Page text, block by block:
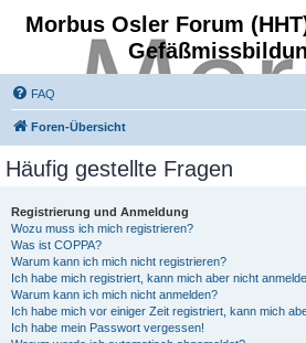
Morbus Osler Forum
FAQ
Foren-Übersicht
Häufig gestellte Fragen
Registrierung und Anmeldung
Wozu muss ich mich registrieren?
Was ist COPPA?
Warum kann ich mich nicht registrieren?
Ich habe mich registriert, kann mich aber nicht
Warum kann ich mich nicht anmelden?
Ich habe mich vor einiger Zeit registriert, kann mich
Ich habe mein Passwort vergessen!